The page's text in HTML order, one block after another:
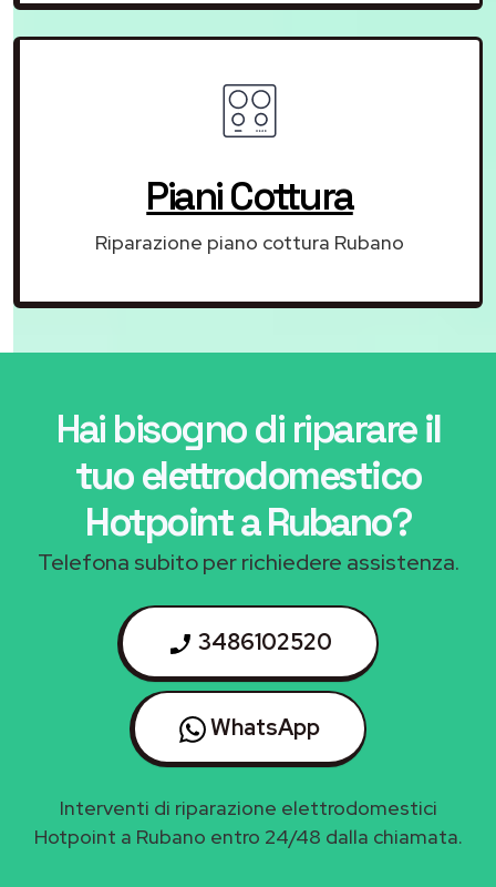
Piani Cottura
Riparazione piano cottura Rubano
Hai bisogno di riparareil
tuo elettrodomestico
Hotpoint a Rubano?
Telefona subito per richiedere assistenza.
3486102520
WhatsApp
Interventi di riparazione elettrodomestici
Hotpoint a Rubano entro 24/48 dalla chiamata.